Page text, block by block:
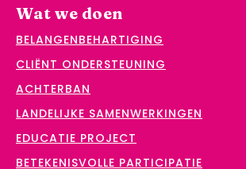
Wat we doen
BELANGENBEHARTIGING
CLIËNT ONDERSTEUNING
ACHTERBAN
LANDELIJKE SAMENWERKINGEN
EDUCATIE PROJECT
BETEKENISVOLLE PARTICIPATIE